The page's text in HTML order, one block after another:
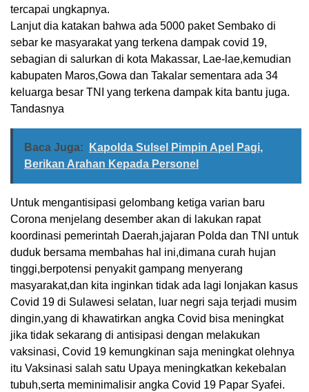
tercapai ungkapnya.
Lanjut dia katakan bahwa ada 5000 paket Sembako di
sebar ke masyarakat yang terkena dampak covid 19,
sebagian di salurkan di kota Makassar, Lae-lae,kemudian
kabupaten Maros,Gowa dan Takalar sementara ada 34
keluarga besar TNI yang terkena dampak kita bantu juga.
Tandasnya
Baca Juga:
Kapolda Sulsel Pimpin Apel Pagi,
Berikan Arahan Kepada Personel
Untuk mengantisipasi gelombang ketiga varian baru
Corona menjelang desember akan di lakukan rapat
koordinasi pemerintah Daerah,jajaran Polda dan TNI untuk
duduk bersama membahas hal ini,dimana curah hujan
tinggi,berpotensi penyakit gampang menyerang
masyarakat,dan kita inginkan tidak ada lagi lonjakan kasus
Covid 19 di Sulawesi selatan, luar negri saja terjadi musim
dingin,yang di khawatirkan angka Covid bisa meningkat
jika tidak sekarang di antisipasi dengan melakukan
vaksinasi, Covid 19 kemungkinan saja meningkat olehnya
itu Vaksinasi salah satu Upaya meningkatkan kekebalan
tubuh,serta meminimalisir angka Covid 19 Papar Syafei.